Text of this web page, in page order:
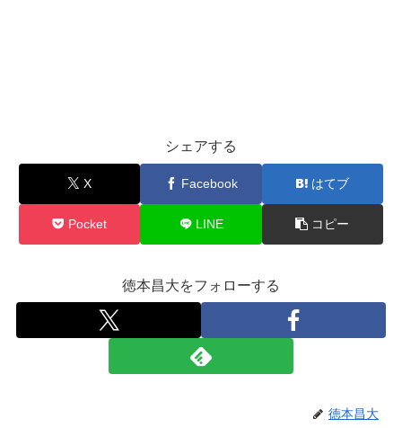
シェアする
X Facebook はてブ
Pocket LINE コピー
徳本昌大をフォローする
徳本昌大